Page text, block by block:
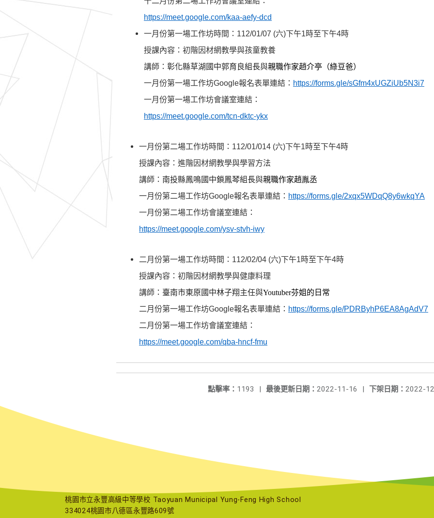
https://meet.google.com/kaa-aefy-dcd
一月份第一場工作坊時間 ： 112/01/07 (六)下午1時至下午4時
授課內容：初階因材網教學與孩童教養
講師： 彰化縣草湖國中郭育良組長與親職作家趙介亭（綠豆爸）
一月份第一場工作坊Google報名表單連結： https://forms.gle/sGfm4xUGZiUb5N3i7
一月份第一場工作坊會議室連結：
https://meet.google.com/tcn-dktc-ykx
一月份第二場工作坊時間 ： 112/01/014 (六)下午1時至下午4時
授課內容：進階因材網教學與學習方法
講師： 南投縣鳳鳴國中鎖鳳琴組長與親職作家趙胤丞
一月份第二場工作坊Google報名表單連結： https://forms.gle/2xqx5WDqQ8y6wkqYA
一月份第二場工作坊會議室連結：
https://meet.google.com/ysv-stvh-iwy
二月份第一場工作坊時間 ： 112/02/04 (六)下午1時至下午4時
授課內容：初階因材網教學與健康料理
講師： 臺南市東原國中林子翔主任與Youtuber芬姐的日常
二月份第一場工作坊Google報名表單連結： https://forms.gle/PDRByhP6EA8AgAdV7
二月份第一場工作坊會議室連結：
https://meet.google.com/qba-hncf-fmu
下架日期： 2022-
最後更新日期： 2022-11-16 |
點擊率： 1193 |
桃園市立永豐高級中等學校 Taoyuan Municipal Yung-Feng High School
334024桃園市八德區永豐路609號